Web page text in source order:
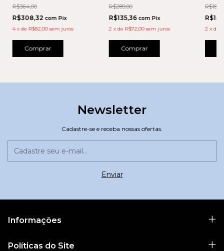
R$364,00
R$308,32 com Pix
4 xde R$82,00 sem juros
Comprar
R$289,00
R$135,36 com Pix
2 xde R$72,00 sem juros
Comprar
2 x de
Newsletter
Cadastre-se e receba nossas ofertas.
Informações
Políticas do Site